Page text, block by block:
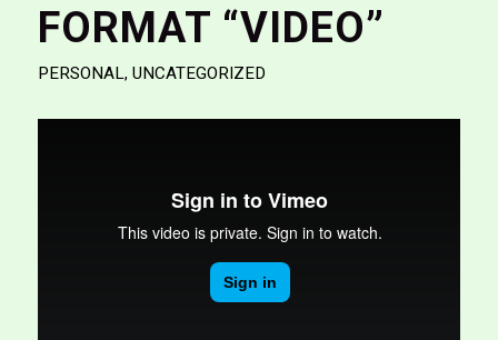
FORMAT “VIDEO”
PERSONAL, UNCATEGORIZED